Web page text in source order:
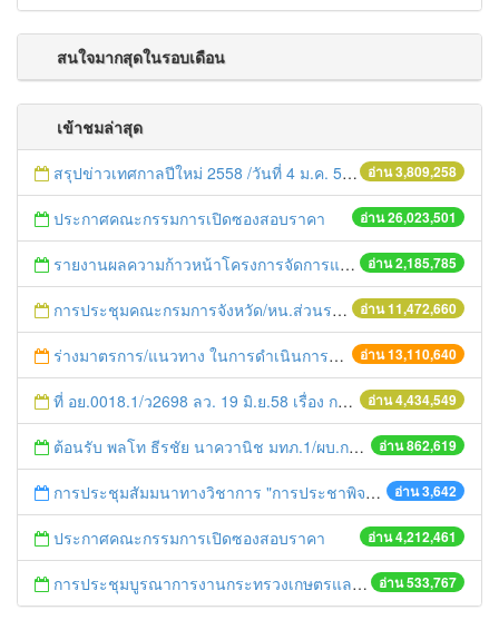
สนใจมากสุดในรอบเดือน
เข้าชมล่าสุด
อ่าน 3,809,258
สรุปข่าวเทศกาลปีใหม่ 2558 /วันที่ 4 ม.ค. 58
อ่าน 26,023,501
ประกาศคณะกรรมการเปิดซองสอบราคา
อ่าน 2,185,785
รายงานผลความก้าวหน้าโครงการจัดการแก้ไขปัญหาขยะ สัปดาห์ที่ 9/2558
อ่าน 11,472,660
การประชุมคณะกรมการจังหวัด/หน.ส่วนราชการประจำเดือน มิถุนายน 2558
อ่าน 13,110,640
ร่างมาตรการ/แนวทาง ในการดำเนินการประกอบการตรวจราชการแบบบูรณาการ
อ่าน 4,434,549
ที่ อย.0018.1/ว2698 ลว. 19 มิ.ย.58 เรื่อง การแก้ไขปัญหาหนี้สินให้แก่เกษตรกร
อ่าน 862,619
ต้อนรับ พลโท ธีรชัย นาควานิช มทภ.1/ผบ.กกล.รส.ทภ.1 และคณะ ในการตรวจเยี่ยมศูนย์ดำรงธรรมจังหวัดพระนครศรีอยุธยา
อ่าน 3,642
การประชุมสัมมนาทางวิชาการ "การประชาพิจารณ์แผนพัฒนาเกษตรกรรม"
อ่าน 4,212,461
ประกาศคณะกรรมการเปิดซองสอบราคา
อ่าน 533,767
การประชุมบูรณาการงานกระทรวงเกษตรและสหกรณ์สู่การปฏิบัติในระดับพื้นที่ ครั้งที่1/2558